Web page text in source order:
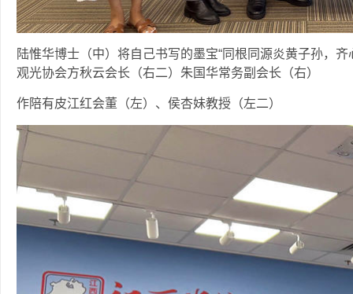
陆惟华博士（中）将自己书写的墨宝“同根同源炎黄子孙，
观光协会方秋云会长（右二）朱国华常务副会长（右）
作陪有皮江红会董（左）、侯杏妹教授（左二）